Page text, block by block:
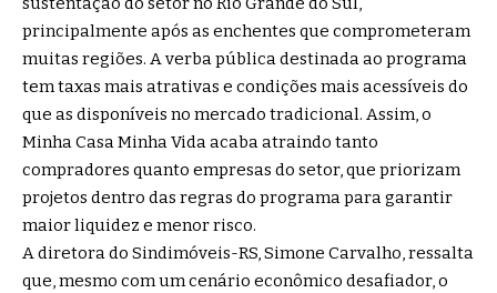
principalmente após as enchentes que comprometeram
muitas regiões. A verba pública destinada ao programa
tem taxas mais atrativas e condições mais acessíveis do
que as disponíveis no mercado tradicional. Assim, o
Minha Casa Minha Vida acaba atraindo tanto
compradores quanto empresas do setor, que priorizam
projetos dentro das regras do programa para garantir
maior liquidez e menor risco.
A diretora do Sindimóveis-RS, Simone Carvalho, ressalta
que, mesmo com um cenário econômico desafiador, o